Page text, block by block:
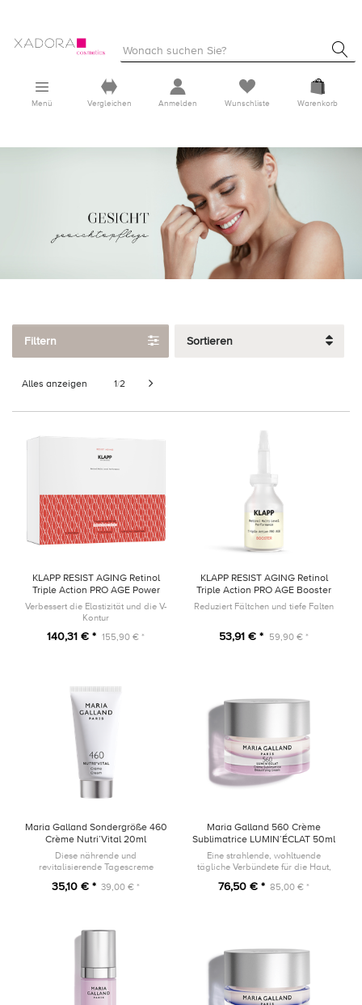
Menü Vergleichen Anmelden Wunschliste Warenkorb
Filtern Sortieren
Alles anzeigen 1/2
KLAPP RESIST AGING Retinol
Triple Action PRO AGE Power
Trio SET
Verbessert die Elastizität und die V-
Kontur
140,31 € * 155,90 € *
KLAPP RESIST AGING Retinol
Triple Action PRO AGE Booster
15ml
Reduziert Fältchen und tiefe Falten
53,91 € * 59,90 € *
Maria Galland Sondergröße 460
Crème Nutri’Vital 20ml
Diese nährende und
revitalisierende Tagescreme
weichen und reichhaltigen Textur.
35,10 € * 39,00 € *
Maria Galland 560 Crème
Sublimatrice LUMIN’ÉCLAT 50ml
Eine strahlende, wohltuende
tägliche Verbündete für die Haut,
ausgesetzt ist.
76,50 € * 85,00 € *